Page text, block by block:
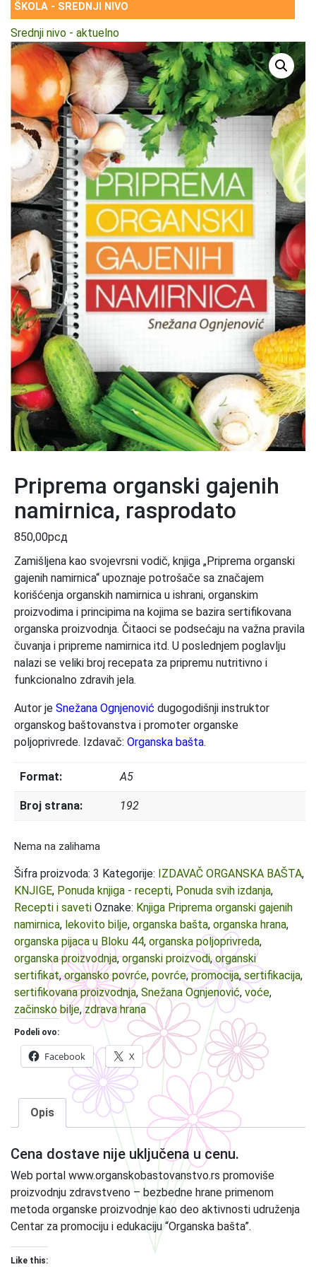
ŠKOLA - SREDNJI NIVO
Srednji nivo - aktuelno
Priprema organski gajenih
namirnica, rasprodato
850,00рсд
Zamišljena kao svojevrsni vodič, knjiga „Priprema organski
gajenih namirnica“ upoznaje potrošače sa značajem
korišćenja organskih namirnica u ishrani, organskim
proizvodima i principima na kojima se bazira sertifikovana
organska proizvodnja. Čitaoci se podsećaju na važna pravila
čuvanja i pripreme namirnica itd. U poslednjem poglavlju
nalazi se veliki broj recepata za pripremu nutritivno i
funkcionalno zdravih jela.
Autor je Snežana Ognjenović dugogodišnji instruktor
organskog baštovanstva i promoter organske
poljoprivrede. Izdavač: Organska bašta.
Format: A5
Broj strana: 192
Nema na zalihama
Šifra proizvoda: 3 Kategorije: IZDAVAČ ORGANSKA BAŠTA,
KNJIGE, Ponuda knjiga - recepti, Ponuda svih izdanja,
Recepti i saveti Oznake: Knjiga Priprema organski gajenih
namirnica, lekovito bilje, organska bašta, organska hrana,
organska pijaca u Bloku 44, organska poljoprivreda,
organska proizvodnja,organski proizvodi,organski
sertifikat,organsko povrće, povrće,promocija,sertifikacija,
sertifikovana proizvodnja, Snežana Ognjenović, voće,
začinsko bilje,zdrava hrana
Podeli ovo:
Facebook X
Opis
Cena dostave nije uključena u cenu.
Web portal www.organskobastovanstvo.rs promoviše
proizvodnju zdravstveno – bezbedne hrane primenom
metoda organske proizvodnje kao deo aktivnosti udruženja
Centar za promociju i edukaciju “Organska bašta”.
Like this: